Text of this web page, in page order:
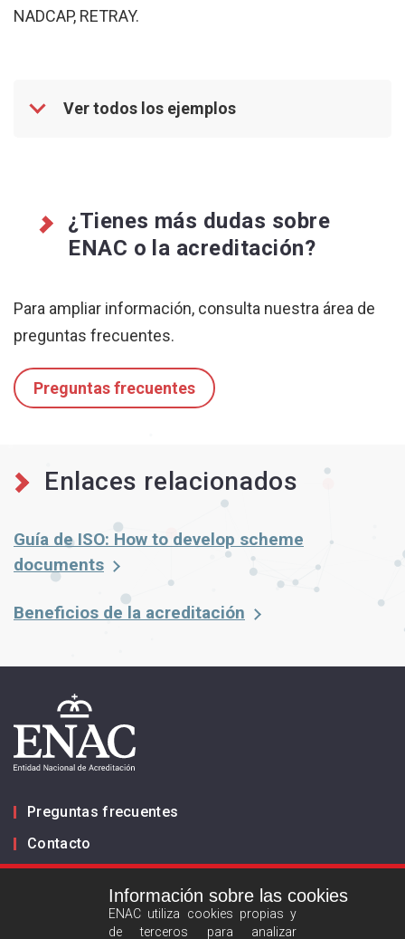
NADCAP, RETRAY.
Ver todos los ejemplos
¿Tienes más dudas sobre
ENAC o la acreditación?
Para ampliar información, consulta nuestra área de
preguntas frecuentes.
Preguntas frecuentes
Enlaces relacionados
Guía de ISO: How to develop scheme
documents
Beneficios de la acreditación
Preguntas frecuentes
Contacto
Información sobre las cookies
ENAC utiliza cookies propias y
de terceros para analizar